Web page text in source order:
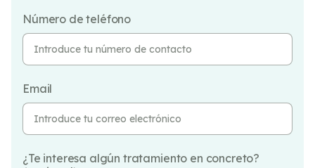
Número de teléfono
Email
¿Te interesa algún tratamiento en concreto?